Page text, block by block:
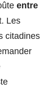
entre
Les
citadines